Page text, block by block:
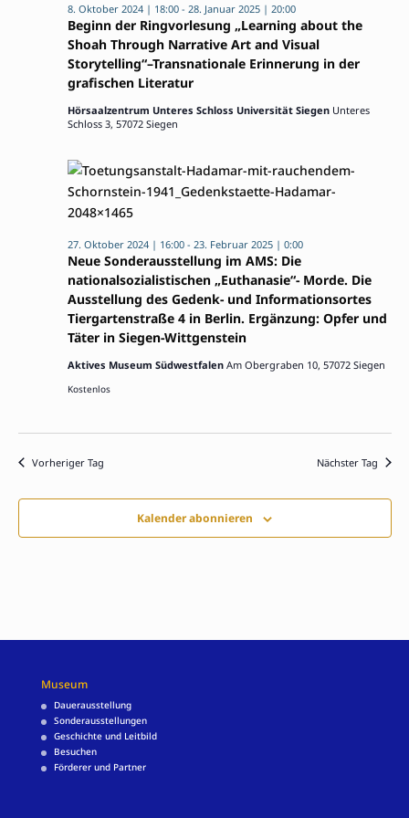
Beginn der Ringvorlesung „Learning about the
Shoah Through Narrative Art and Visual
Storytelling“–Transnationale Erinnerung in der
grafischen Literatur
8. Oktober 2024 | 18:00- 28. Januar 2025 | 20:00
Hörsaalzentrum Unteres Schloss Universität Siegen Unteres
Schloss 3, 57072 Siegen
Neue Sonderausstellung im AMS: Die
nationalsozialistischen „Euthanasie“- Morde. Die
Ausstellung des Gedenk- und Informationsortes
Tiergartenstraße 4 in Berlin. Ergänzung: Opfer und
Täter in Siegen-Wittgenstein
27. Oktober 2024 | 16:00- 23. Februar 2025 | 0:00
Aktives Museum Südwestfalen Am Obergraben 10, 57072 Siegen
Kostenlos
Vorheriger Tag Nächster Tag
Kalender abonnieren
Museum
Dauerausstellung
Sonderausstellungen
Geschichte und Leitbild
Besuchen
Förderer und Partner